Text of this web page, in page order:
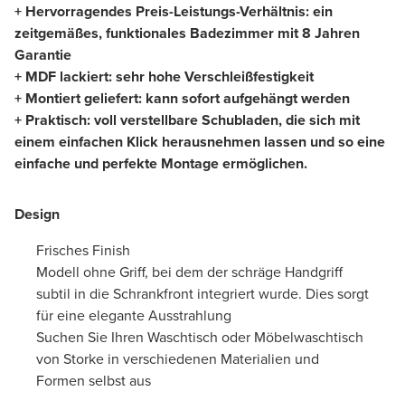
+ Hervorragendes Preis-Leistungs-Verhältnis: ein
zeitgemäßes, funktionales Badezimmer mit 8 Jahren
Garantie
+ MDF lackiert: sehr hohe Verschleißfestigkeit
+ Montiert geliefert: kann sofort aufgehängt werden
+ Praktisch: voll verstellbare Schubladen, die sich mit
einem einfachen Klick herausnehmen lassen und so eine
einfache und perfekte Montage ermöglichen.
Design
Frisches Finish
Modell ohne Griff, bei dem der schräge Handgriff
subtil in die Schrankfront integriert wurde. Dies sorgt
für eine elegante Ausstrahlung
Suchen Sie Ihren Waschtisch oder Möbelwaschtisch
von Storke in verschiedenen Materialien und
Formen selbst aus